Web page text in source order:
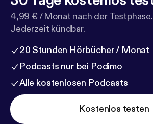
4,99 € / Monat nach der Testphase.
Jederzeit kündbar.
20 Stunden Hörbücher / Monat
Podcasts nur bei Podimo
Alle kostenlosen Podcasts
Kostenlos testen